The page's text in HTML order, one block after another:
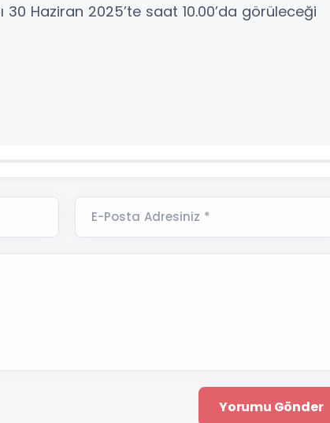
30 Haziran 2025’te saat 10.00’da görüleceği
E-Posta Adresiniz *